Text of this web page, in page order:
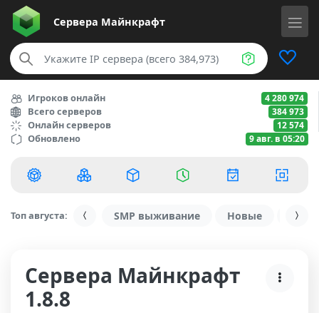
Сервера Майнкрафт
Игроков онлайн 4 280 974
Всего серверов 384 973
Онлайн серверов 12 574
Обновлено 9 авг. в 05:20
Топ августа: SMP выживание Новые С
Сервера Майнкрафт
1.8.8